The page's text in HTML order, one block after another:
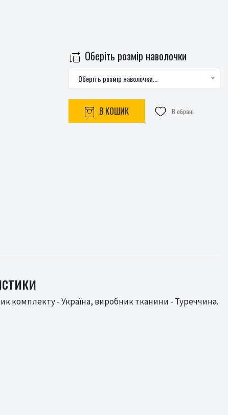
Оберіть розмір наволочки
Оберіть розмір наволочки...
В КОШИК В обрані
комплекту - Україна, виробник тканини - Туреччина.